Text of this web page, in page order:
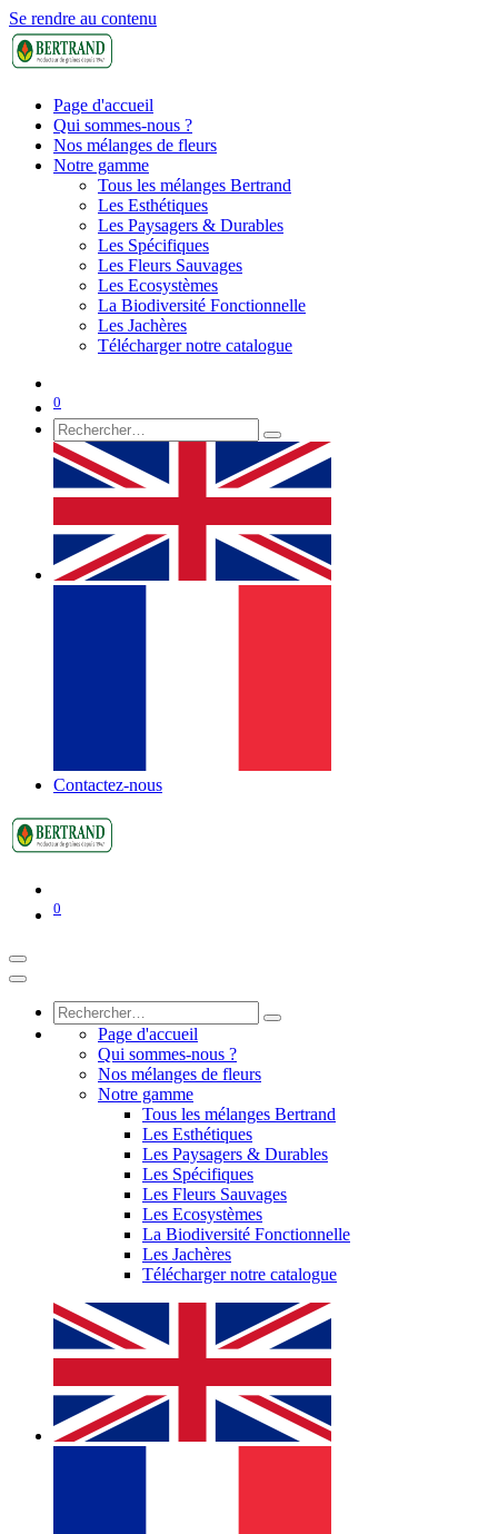
Se rendre au contenu
Page d'accueil
Qui sommes-nous ?
Nos mélanges de fleurs
Notre gamme
Tous les mélanges Bertrand
Les Esthétiques
Les Paysagers & Durables
Les Spécifiques
Les Fleurs Sauvages
Les Ecosystèmes
La Biodiversité Fonctionnelle
Les Jachères
Télécharger notre catalogue
0
Contactez-nous
0
Page d'accueil
Qui sommes-nous ?
Nos mélanges de fleurs
Notre gamme
Tous les mélanges Bertrand
Les Esthétiques
Les Paysagers & Durables
Les Spécifiques
Les Fleurs Sauvages
Les Ecosystèmes
La Biodiversité Fonctionnelle
Les Jachères
Télécharger notre catalogue